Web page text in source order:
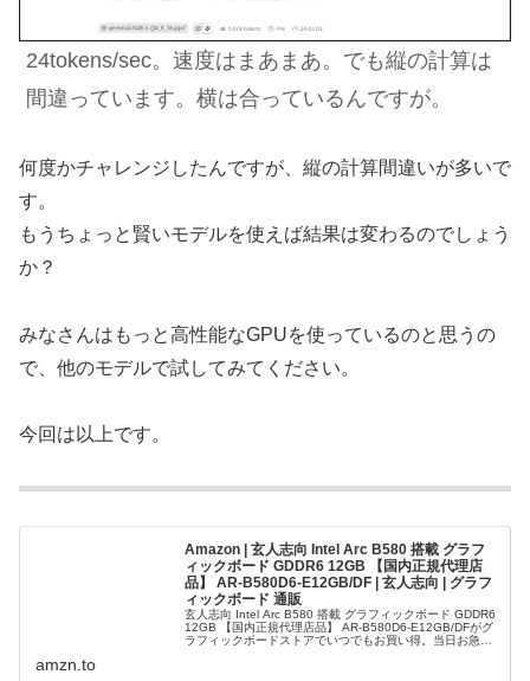
24tokens/sec。速度はまあまあ。でも縦の計算は
間違っています。横は合っているんですが。
何度かチャレンジしたんですが、縦の計算間違いが多いで
す。
もうちょっと賢いモデルを使えば結果は変わるのでしょう
か？
みなさんはもっと高性能なGPUを使っているのと思うの
で、他のモデルで試してみてください。
今回は以上です。
Amazon | 玄人志向 Intel Arc B580 搭載 グラフ
ィックボード GDDR6 12GB 【国内正規代理店
品】 AR-B580D6-E12GB/DF | 玄人志向 | グラフ
ィックボード 通販
玄人志向 Intel Arc B580 搭載 グラフィックボード GDDR6
12GB 【国内正規代理店品】 AR-B580D6-E12GB/DFがグ
ラフィックボードストアでいつでもお買い得。当日お急ぎ
amzn.to